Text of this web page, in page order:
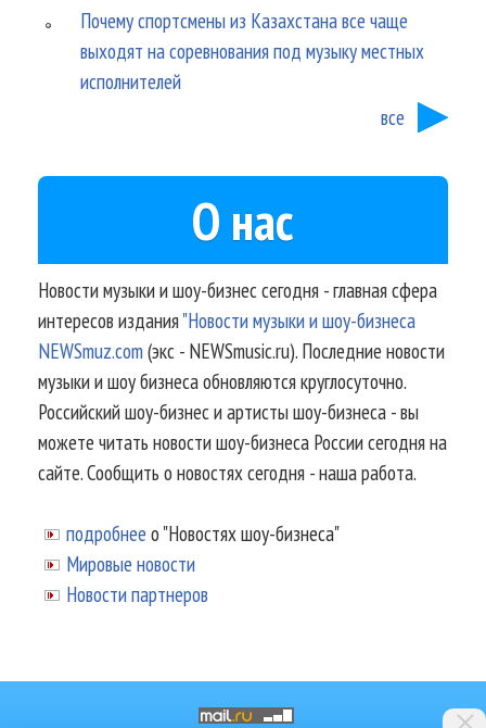
Почему спортсмены из Казахстана все чаще
выходят на соревнования под музыку местных
исполнителей
все
О нас
Новости музыки и шоу-бизнес сегодня - главная сфера
интересов издания"Новости музыки и шоу-бизнеса
NEWSmuz.com(экс - NEWSmusic.ru). Последние новости
музыки и шоу бизнеса обновляются круглосуточно.
Российский шоу-бизнес и артисты шоу-бизнеса - вы
можете читать новости шоу-бизнеса России сегодня на
сайте. Сообщить о новостях сегодня - наша работа.
подробнее о "Новостях шоу-бизнеса"
Мировые новости
Новости партнеров